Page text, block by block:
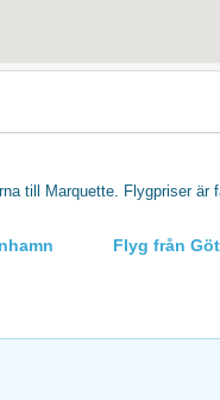
till Marquette. Flygpriser är
Flyg från